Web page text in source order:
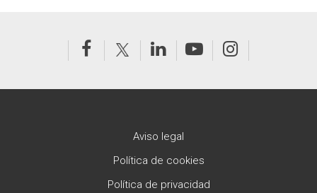
Aviso legal
Política de cookies
Política de privacidad